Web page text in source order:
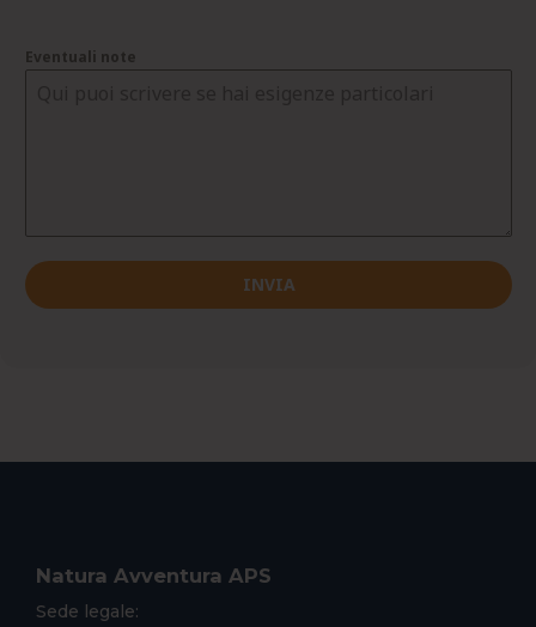
Eventuali note
INVIA
Natura Avventura APS
Sede legale: